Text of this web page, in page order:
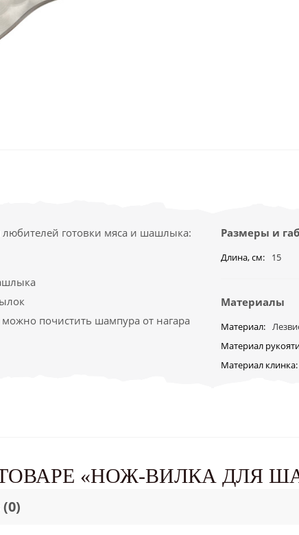
любителей готовки мяса и шашлыка:
почистить шампура от нагара
Размеры и
Длина, см 15
Материалы
Материал
Материал
Материал клинка
«НОЖ-ВИЛКА ДЛЯ
(0)